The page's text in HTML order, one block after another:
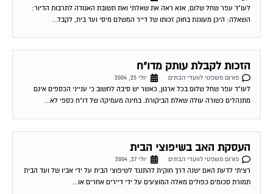
השאלה: היכן מעוגנת בחוק זכותו של דייר המשלם מיסי ועד בית, לקבל...
הזכות לקבלת עותק מדו"ח
פורום משפטי לוועדי הבתים
יולי 25, 2004
לעו"ד עפר שחל שלום בכל ארגון, כאשר יש סיבה לחשוב כי ענייני הכספים אינם
מתנהלים כשורה עולה שאלת הביקורת. בחינה מעמיקה של דו"ח כספי לא...
העסקת האב בשיפוצי הבית
פורום משפטי לוועדי הבתים
יולי 27, 2004
רציתי לדעת האם ישנה דרך חוקית להתנגד לשיפוצי הבית על ידי אביו של ועד הבית
תמורת סכומים כפולים מאלה המוצעים על ידי דיירים אחרים או...